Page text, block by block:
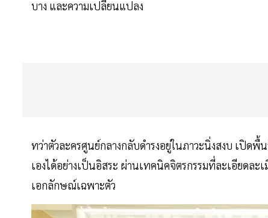
บาง และความเปลี่ยนแปลง
ทว่าตัวละครศูนย์กลางกลับดำรงอยู่ในภาวะนิ่งสงบ เปิด
เองได้อย่างเป็นอิสระ ผ่านเทคนิคจิตรกรรมที่ละเอียดละ
เอกลักษณ์เฉพาะตัว